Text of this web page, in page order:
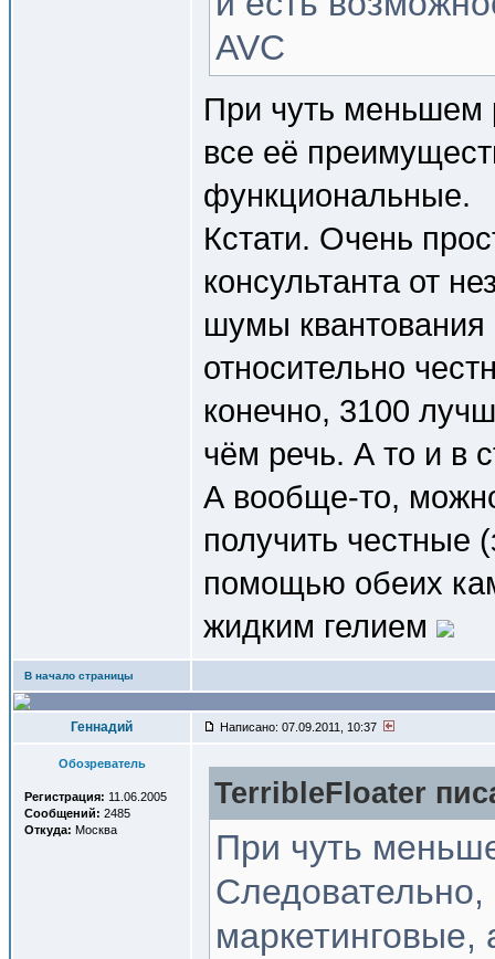
AVC
При чуть меньшем
все её
функциональные.
Кстати. Очень
консультанта от
шумы
относительно
конечно, 3100
чём речь. А то и в
А вообще-то,
получить честные
помощью обеих
жидким гелием
В начало страницы
Геннадий Написано: 07.09.2011, 10:37
Обозреватель
Регистрация: 11.06.2005
Сообщений: 2485
Откуда: Москва
TerribleFloater
При чуть